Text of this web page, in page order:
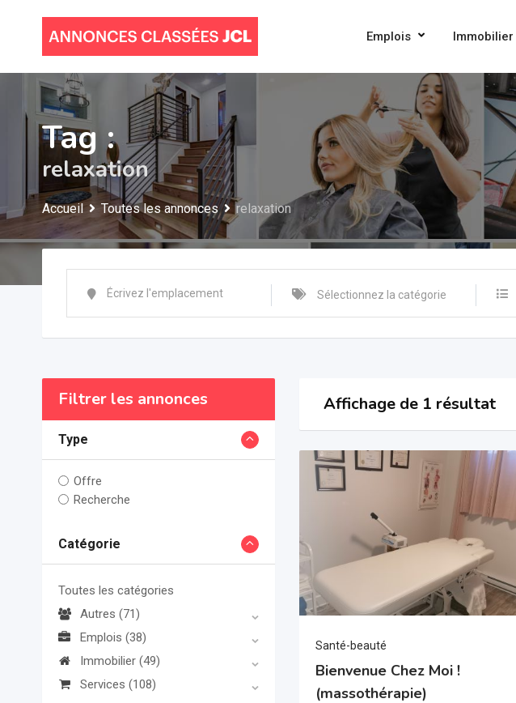
Emplois Immobilier
Tag :
relaxation
Accueil Toutes les annonces relaxation
Filtrer les annonces
Type
Offre
Recherche
Catégorie
Toutes les catégories
Autres (71)
Emplois (38)
Immobilier (49)
Services (108)
Affichage de 1 résultat
Santé-beauté
Bienvenue Chez Moi !
(massothérapie)